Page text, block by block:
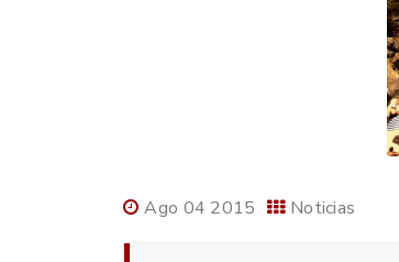
Ago 04 2015 Noticias